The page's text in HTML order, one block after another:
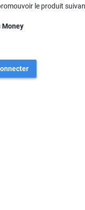
le produit
Money